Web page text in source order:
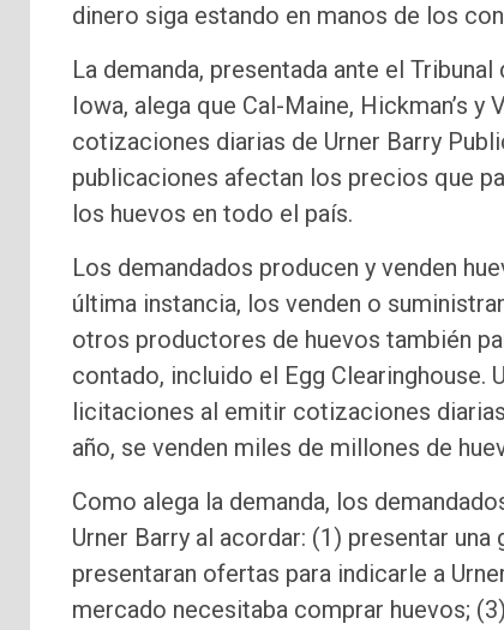
dinero siga estando en manos de los
La demanda, presentada ante el
Iowa, alega que Cal-Maine, Hickman’s
cotizaciones diarias de Urner Barry
publicaciones afectan los precios que
los huevos en todo el país.
Los demandados producen y venden
última instancia, los venden o
otros productores de huevos también
contado, incluido el Egg Clearinghouse.
licitaciones al emitir cotizaciones
año, se venden miles de millones de
Como alega la demanda, los
Urner Barry al acordar: (1) presentar
presentaran ofertas para indicarle a
mercado necesitaba comprar huevos;